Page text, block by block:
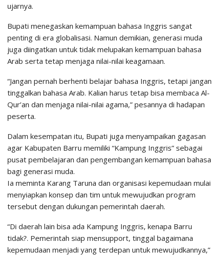
ujarnya.
Bupati menegaskan kemampuan bahasa Inggris sangat
penting di era globalisasi. Namun demikian, generasi muda
juga diingatkan untuk tidak melupakan kemampuan bahasa
Arab serta tetap menjaga nilai-nilai keagamaan.
“Jangan pernah berhenti belajar bahasa Inggris, tetapi jangan
tinggalkan bahasa Arab. Kalian harus tetap bisa membaca Al-
Qur’an dan menjaga nilai-nilai agama,” pesannya di hadapan
peserta.
Dalam kesempatan itu, Bupati juga menyampaikan gagasan
agar Kabupaten Barru memiliki “Kampung Inggris” sebagai
pusat pembelajaran dan pengembangan kemampuan bahasa
bagi generasi muda.
Ia meminta Karang Taruna dan organisasi kepemudaan mulai
menyiapkan konsep dan tim untuk mewujudkan program
tersebut dengan dukungan pemerintah daerah.
“Di daerah lain bisa ada Kampung Inggris, kenapa Barru
tidak?. Pemerintah siap mensupport, tinggal bagaimana
kepemudaan menjadi yang terdepan untuk mewujudkannya,”